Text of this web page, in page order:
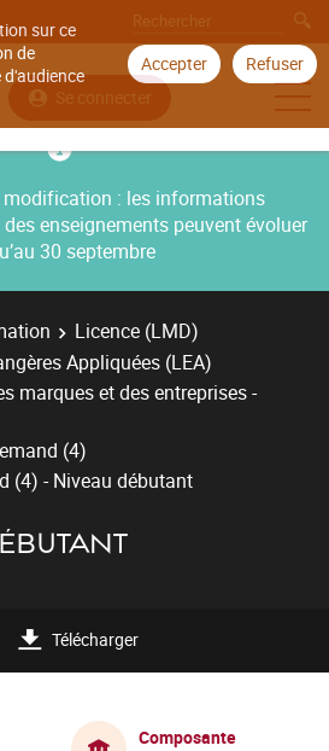
sur ce
de
d'audience
Accepter Refuser
Se connecter
modification : les informations
enseignements peuvent évoluer
30 septembre
Licence (LMD)
Appliquées (LEA)
marques et des entreprises -
(4)
(4) - Niveau débutant
Télécharger
Composante